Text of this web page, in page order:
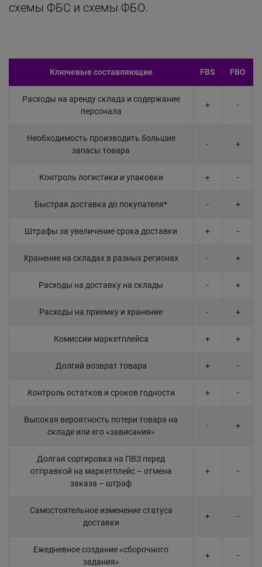
схемы ФБС и схемы ФБО.
Ключевые составляющие FBS FBO
Расходы на аренду склада и содержание
персонала
+ -
Необходимость производить большие
запасы товара
- +
Контроль логистики и упаковки + -
Быстрая доставка до покупателя* - +
Штрафы за увеличение срока доставки + -
Хранение на складах в разных регионах - +
Расходы на доставку на склады - +
Расходы на приемку и хранение - +
Комиссии маркетплейса + +
Долгий возврат товара + -
Контроль остатков и сроков годности + -
Высокая вероятность потери товара на
складе или его «зависания»
- +
Долгая сортировка на ПВЗ перед
отправкой на маркетплейс – отмена
заказа – штраф
+ -
Самостоятельное изменение статуса
доставки
+ -
Ежедневное создание «сборочного
задания»
+ -